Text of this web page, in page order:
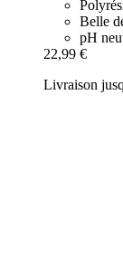
Belle
pH
22,99 €
Livraison